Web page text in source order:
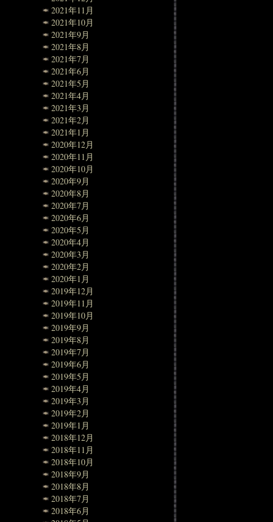
2021年11月
2021年10月
2021年9月
2021年8月
2021年7月
2021年6月
2021年5月
2021年4月
2021年3月
2021年2月
2021年1月
2020年12月
2020年11月
2020年10月
2020年9月
2020年8月
2020年7月
2020年6月
2020年5月
2020年4月
2020年3月
2020年2月
2020年1月
2019年12月
2019年11月
2019年10月
2019年9月
2019年8月
2019年7月
2019年6月
2019年5月
2019年4月
2019年3月
2019年2月
2019年1月
2018年12月
2018年11月
2018年10月
2018年9月
2018年8月
2018年7月
2018年6月